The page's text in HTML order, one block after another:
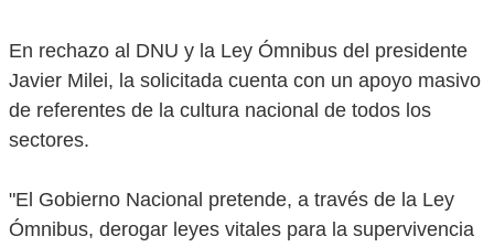
En rechazo al DNU y la Ley Ómnibus del presidente
Javier Milei, la solicitada cuenta con un apoyo masivo
de referentes de la cultura nacional de todos los
sectores.
"El Gobierno Nacional pretende, a través de la Ley
Ómnibus, derogar leyes vitales para la supervivencia